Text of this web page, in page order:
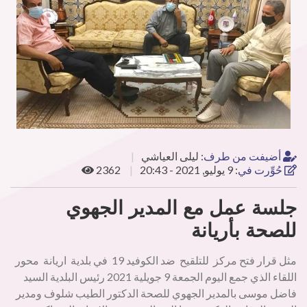
أضيفت من طرف: ليلى العياشي
حُوِّرت في: 9 يوليو, 2021 - 20:43 2362
جلسة عمل مع المدير الجهوي
للصحة بأريانة
مثل قرار فتح مركز للتلقيح ضد الكوفيد 19 في بلدية اريانة محور
اللقاء الذي جمع اليوم الجمعة 9 جويلية 2021 رئيس البلدية السيد
فاضل موسى بالمدير الجهوي للصحة الدكتور الطيب شلوف ومدير